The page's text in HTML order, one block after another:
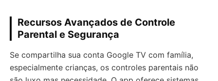
Recursos Avançados de Controle
Parental e Segurança
Se compartilha sua conta Google TV com família,
especialmente crianças, os controles parentais não